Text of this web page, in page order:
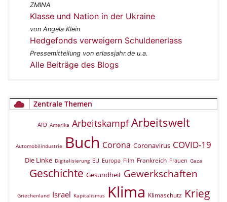
ZMINA
Klasse und Nation in der Ukraine
von Angela Klein
Hedgefonds verweigern Schuldenerlass
Pressemitteilung von erlassjahr.de u.a.
Alle Beiträge des Blogs
Zentrale Themen
AfD Amerika Arbeitskampf Arbeitswelt
Automobilindustrie Buch Corona Coronavirus COVID-19
Die Linke Digitalisierung EU Europa Film Frankreich Frauen Gaza
Geschichte Gesundheit Gewerkschaften
Griechenland Israel Kapitalismus Klima Klimaschutz Krieg